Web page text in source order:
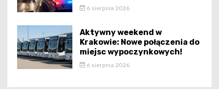
6 sierpnia 2026
Aktywny weekend w
Krakowie: Nowe połączenia do
miejsc wypoczynkowych!
6 sierpnia 2026